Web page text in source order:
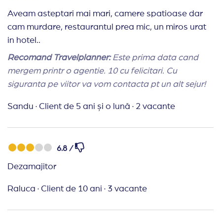
hotelul, daca vacanta nu era deja platita plecam
fara doar si poate!!!
Aveam asteptari mai mari, camere spatioase dar
cam murdare, restaurantul prea mic, un miros urat
in hotel..
Recomand Travelplanner:Este prima data cand
mergem printr o agentie. 10 cu felicitari. Cu
siguranta pe viitor va vom contacta pt un alt sejur!
Sandu · Client de 5 ani și o lună · 2 vacante
6.8 /
Dezamajitor
Raluca · Client de 10 ani · 3 vacante